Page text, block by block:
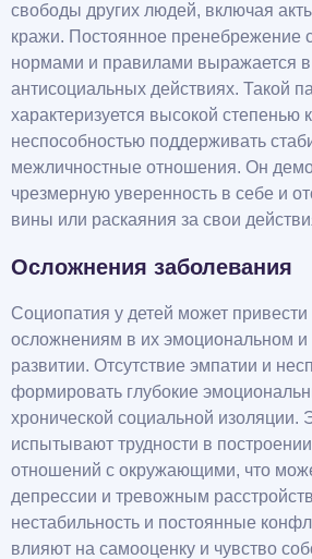
свободы других людей, включая
кражи. Постоянное пренебрежение
нормами и правилами выражается
антисоциальных действиях. Такой
характеризуется высокой степенью
неспособностью поддерживать
межличностные отношения. Он
чрезмерную уверенность в себе и
вины или раскаяния за свои
Осложнения заболевания
Социопатия у детей может
осложнениям в их эмоциональном и
развитии. Отсутствие эмпатии и
формировать глубокие
хронической социальной изоляции.
испытывают трудности в
отношений с окружающими, что
депрессии и тревожным
нестабильность и постоянные
влияют на самооценку и чувство